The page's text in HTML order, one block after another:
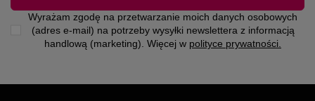
Wyrażam zgodę na przetwarzanie moich danych osobowych
(adres e-mail) na potrzeby wysyłki newslettera z informacją
handlową (marketing). Więcej w polityce prywatności.